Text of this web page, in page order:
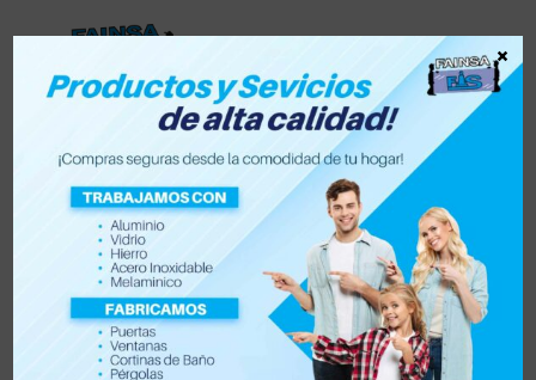
Lista de deseos
0
Tienda
×